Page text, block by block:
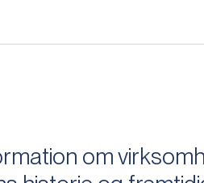
om